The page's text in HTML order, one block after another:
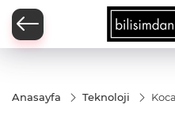
Anasayfa Teknoloji